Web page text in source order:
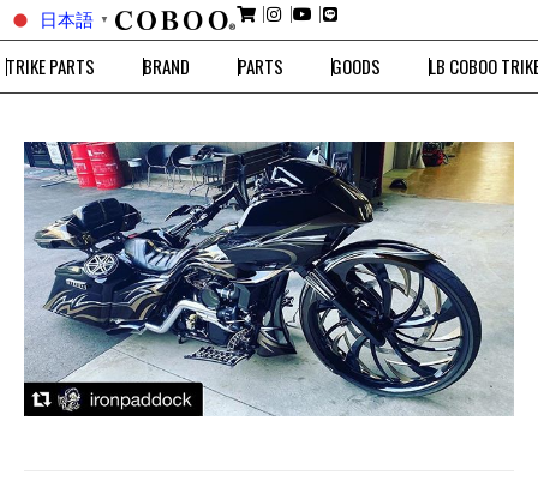
日本語 ▼
TRIKE PARTS BRAND PARTS GOODS LB COBOO